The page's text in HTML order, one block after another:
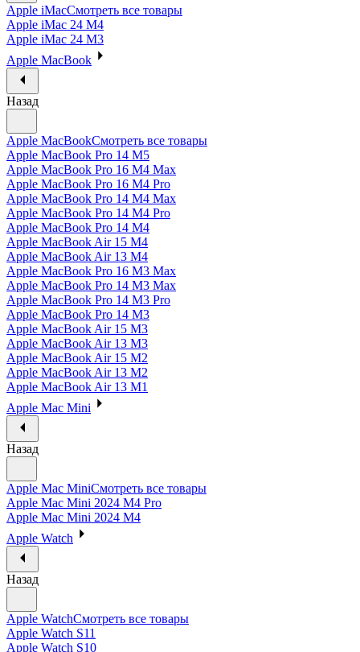
Apple iMacСмотреть все товары
Apple iMac 24 M4
Apple iMac 24 M3
Apple MacBook
Назад
Apple MacBookСмотреть все товары
Apple MacBook Pro 14 M5
Apple MacBook Pro 16 M4 Max
Apple MacBook Pro 16 M4 Pro
Apple MacBook Pro 14 M4 Max
Apple MacBook Pro 14 M4 Pro
Apple MacBook Pro 14 M4
Apple MacBook Air 15 M4
Apple MacBook Air 13 M4
Apple MacBook Pro 16 M3 Max
Apple MacBook Pro 14 M3 Max
Apple MacBook Pro 14 M3 Pro
Apple MacBook Pro 14 M3
Apple MacBook Air 15 M3
Apple MacBook Air 13 M3
Apple MacBook Air 15 M2
Apple MacBook Air 13 M2
Apple MacBook Air 13 M1
Apple Mac Mini
Назад
Apple Mac MiniСмотреть все товары
Apple Mac Mini 2024 M4 Pro
Apple Mac Mini 2024 M4
Apple Watch
Назад
Apple WatchСмотреть все товары
Apple Watch S11
Apple Watch S10